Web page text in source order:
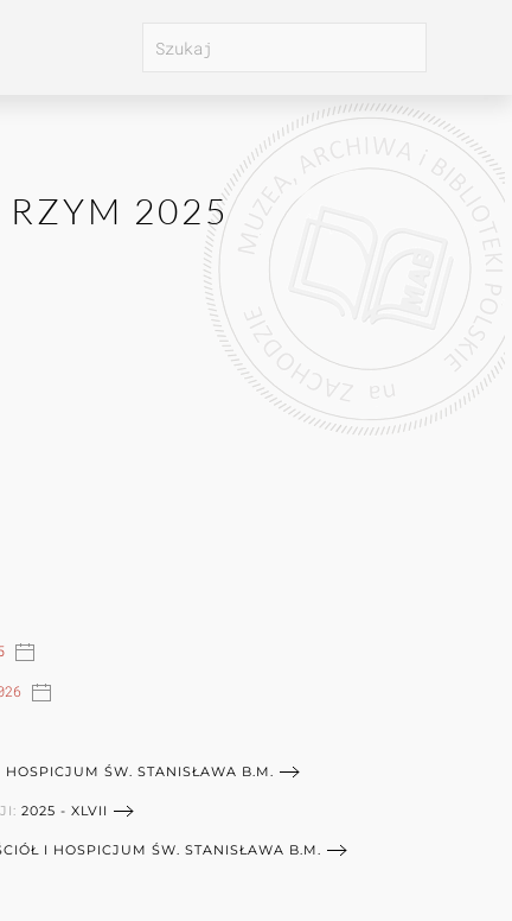
RZYM 2025
HOSPICJUM ŚW. STANISŁAWA B.M.
2025 - XLVII
I HOSPICJUM ŚW. STANISŁAWA B.M.